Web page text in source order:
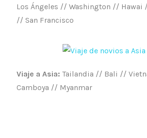
Los Ángeles // Washington // Hawai
// San Francisco
Viaje a Asia: Tailandia // Bali //
Camboya // Myanmar